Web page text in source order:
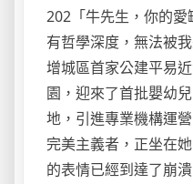
202「牛先生，你的
有哲學深度，無法被
增城區首家公建平易
園，迎來了首批嬰幼
地，引進專業機構運
完美主義者，正坐在
的表情已經到達了崩